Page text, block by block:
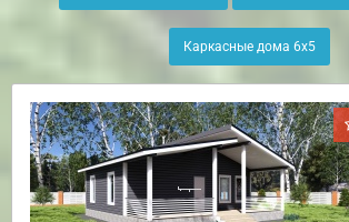
Каркасные дома 6х5